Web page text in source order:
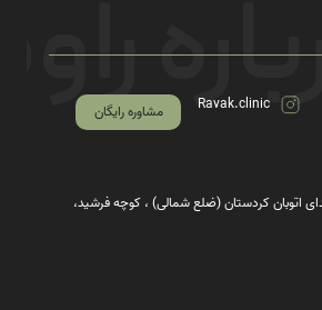
Ravak.clinic مشاوره رایگان
اتوبان کردستان (ضلع شمالی) ، کوچه فرشید،